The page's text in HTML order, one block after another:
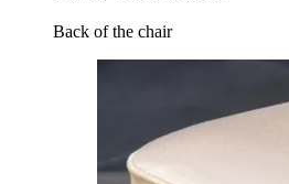
Back of the chair